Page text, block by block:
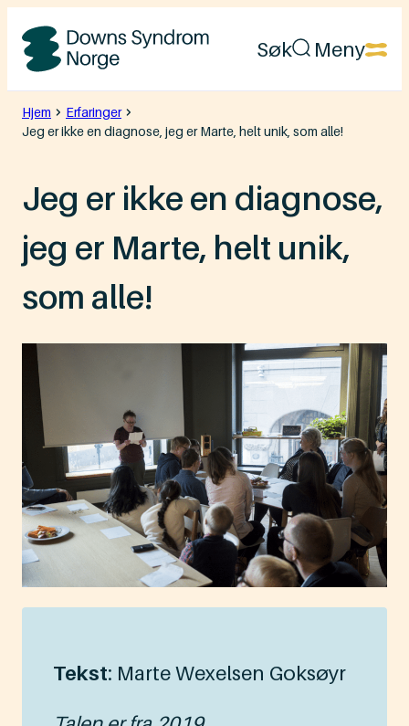
Hopp
Downs
Syndrom
Norge
Søk Meny
Hjem
Erfaringer
Jeg er ikke en diagnose, jeg er Marte, helt unik, som alle!
Jeg er ikke en diagnose,
jeg er Marte, helt unik,
som alle!
Tekst: Marte Wexelsen Goksøyr